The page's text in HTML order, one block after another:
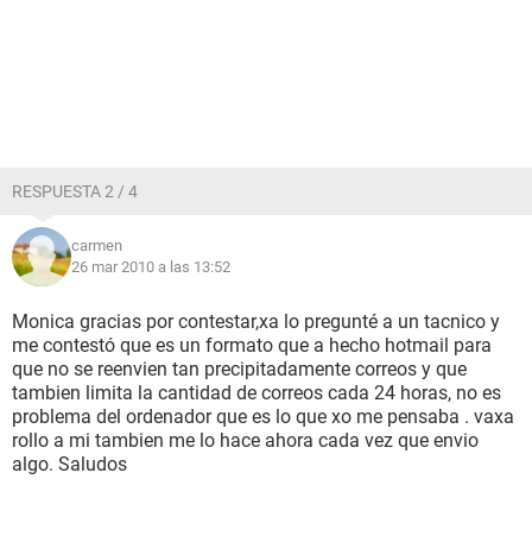
RESPUESTA 2 / 4
carmen
26 mar 2010 a las 13:52
Monica gracias por contestar,xa lo pregunté a un tacnico y
me contestó que es un formato que a hecho hotmail para
que no se reenvien tan precipitadamente correos y que
tambien limita la cantidad de correos cada 24 horas, no es
problema del ordenador que es lo que xo me pensaba . vaxa
rollo a mi tambien me lo hace ahora cada vez que envio
algo. Saludos